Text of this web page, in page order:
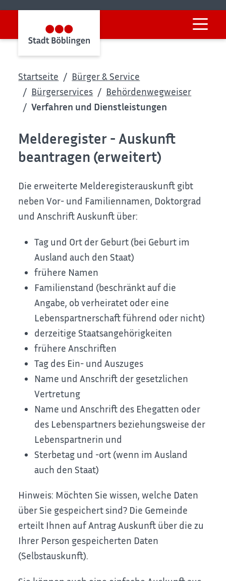
Startseite
Bürger & Service
Bürgerservices
Behördenwegweiser
Verfahren und Dienstleistungen
Melderegister - Auskunft
beantragen (erweitert)
Die erweiterte Melderegisterauskunft gibt
neben Vor- und Familiennamen, Doktorgrad
und Anschrift Auskunft über:
Tag und Ort der Geburt (bei Geburt im
Ausland auch den Staat)
frühere Namen
Familienstand (beschränkt auf die
Angabe, ob verheiratet oder eine
Lebenspartnerschaft führend oder nicht)
derzeitige Staatsangehörigkeiten
frühere Anschriften
Tag des Ein- und Auszuges
Name und Anschrift der gesetzlichen
Vertretung
Name und Anschrift des Ehegatten oder
des Lebenspartners beziehungsweise der
Lebenspartnerin und
Sterbetag und -ort (wenn im Ausland
auch den Staat)
Hinweis: Möchten Sie wissen, welche Daten
über Sie gespeichert sind? Die Gemeinde
erteilt Ihnen auf Antrag Auskunft über die zu
Ihrer Person gespeicherten Daten
(Selbstauskunft).